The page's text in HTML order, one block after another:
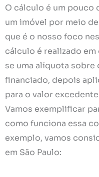
O cálculo é um pouco
um imóvel por meio de
que é o nosso foco
cálculo é realizado
se uma alíquota
financiado, depois
para o valor
Vamos exemplificar
como funciona essa
exemplo, vamos
em São Paulo: